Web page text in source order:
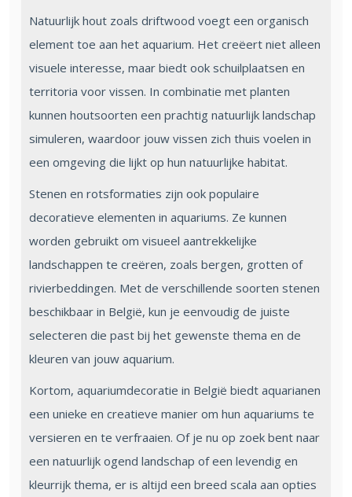
Natuurlijk hout zoals driftwood voegt een organisch
element toe aan het aquarium. Het creëert niet alleen
visuele interesse, maar biedt ook schuilplaatsen en
territoria voor vissen. In combinatie met planten
kunnen houtsoorten een prachtig natuurlijk landschap
simuleren, waardoor jouw vissen zich thuis voelen in
een omgeving die lijkt op hun natuurlijke habitat.
Stenen en rotsformaties zijn ook populaire
decoratieve elementen in aquariums. Ze kunnen
worden gebruikt om visueel aantrekkelijke
landschappen te creëren, zoals bergen, grotten of
rivierbeddingen. Met de verschillende soorten stenen
beschikbaar in België, kun je eenvoudig de juiste
selecteren die past bij het gewenste thema en de
kleuren van jouw aquarium.
Kortom, aquariumdecoratie in België biedt aquarianen
een unieke en creatieve manier om hun aquariums te
versieren en te verfraaien. Of je nu op zoek bent naar
een natuurlijk ogend landschap of een levendig en
kleurrijk thema, er is altijd een breed scala aan opties